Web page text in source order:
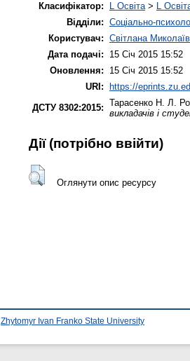
Класифікатор:
L Освіта> L
Відділи: Соціально-
Користувач: Світлана
Дата подачі:
15 Січ 2015 15:52
Оновлення:
15 Січ 2015 15:52
URI:
https://
ДСТУ 8302:2015: Тарасенко Н. Л.
викладачів і
Дії ​​(потрібно ввійти)
Оглянути опис ресурсу
Zhytomyr Ivan Franko State University